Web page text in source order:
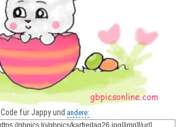
Code für Jappy und andere: